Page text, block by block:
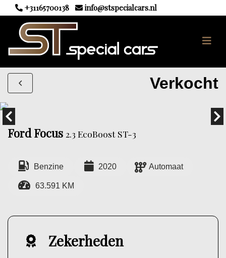
+31165700138 info@stspecialcars.nl
Verkocht
Ford Focus 2.3 EcoBoost ST-3
Benzine 2020 Automaat
63.591 KM
Zekerheden